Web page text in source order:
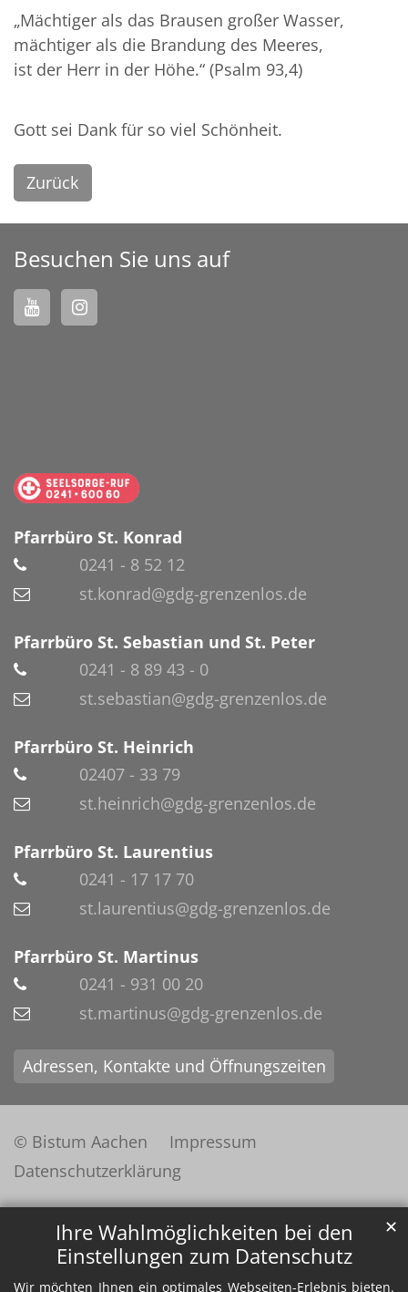
Ihre Wahlmöglichkeiten bei den
Einstellungen zum Datenschutz
Wir möchten Ihnen ein optimales Webseiten-Erlebnis bieten.
✕
„Mächtiger als das Brausen großer Wasser,
mächtiger als die Brandung des Meeres,
ist der Herr in der Höhe.“ (Psalm 93,4)
Gott sei Dank für so viel Schönheit.
Zurück
Besuchen Sie uns auf
Pfarrbüro St. Konrad
0241 - 8 52 12
st.konrad@gdg-grenzenlos.de
Pfarrbüro St. Sebastian und St. Peter
0241 - 8 89 43 - 0
st.sebastian@gdg-grenzenlos.de
Pfarrbüro St. Heinrich
02407 - 33 79
st.heinrich@gdg-grenzenlos.de
Pfarrbüro St. Laurentius
0241 - 17 17 70
st.laurentius@gdg-grenzenlos.de
Pfarrbüro St. Martinus
0241 - 931 00 20
st.martinus@gdg-grenzenlos.de
Adressen, Kontakte und Öffnungszeiten
© Bistum Aachen
Impressum
Datenschutzerklärung